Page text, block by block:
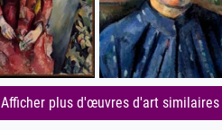
Afficher plus d'œuvres d'art similaires